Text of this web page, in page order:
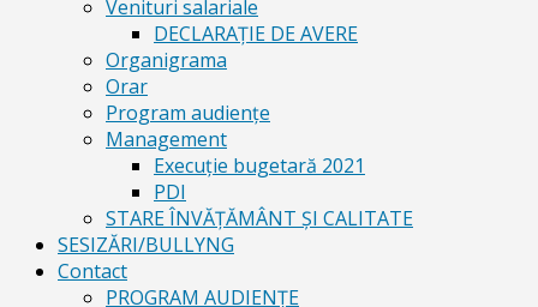
Venituri salariale
DECLARAŢIE DE AVERE
Organigrama
Orar
Program audiențe
Management
Execuţie bugetară 2021
PDI
STARE ÎNVĂȚĂMÂNT ȘI CALITATE
SESIZĂRI/BULLYNG
Contact
PROGRAM AUDIENŢE